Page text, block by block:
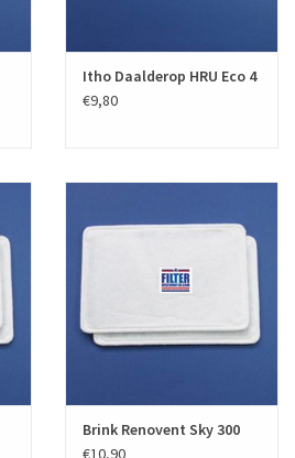
Itho Daalderop HRU Eco 4
€9,80
Brink Renovent Sky 300
€10,90